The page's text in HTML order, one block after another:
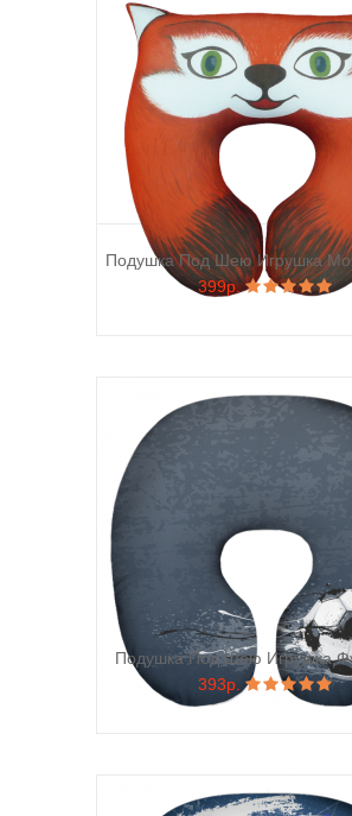
Подушка Под Шею Игрушка
399р.
Подушка Под Шею Игрушка
393р.